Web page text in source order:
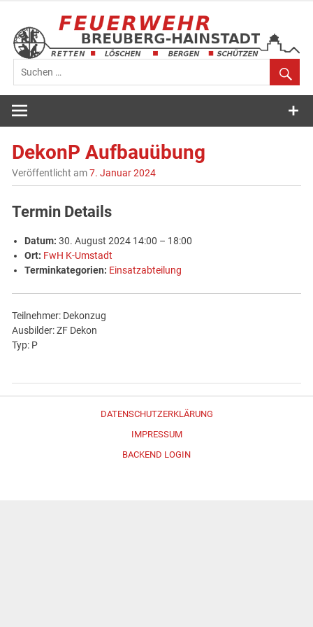
springen
Feuerwehr
Breuberg-
Hainstadt
DekonP Aufbauübung
Veröffentlicht am7. Januar 2024
Termin Details
Datum: 30. August 2024 14:00 – 18:00
Ort: FwH K-Umstadt
Terminkategorien: Einsatzabteilung
Teilnehmer: Dekonzug
Ausbilder: ZF Dekon
Typ: P
DATENSCHUTZERKLÄRUNG
IMPRESSUM
BACKEND LOGIN